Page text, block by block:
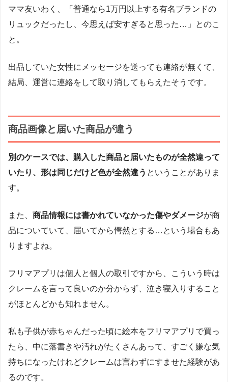
ママ友いわく、「普通なら1万円以上する有名ブランドの
リュックだったし、今思えば安すぎると思った…」とのこ
と。
出品していた女性にメッセージを送っても連絡が無くて、
結局、運営に連絡をして取り消してもらえたそうです。
商品画像と届いた商品が違う
別のケースでは、購入した商品と届いたものが全然違って
いたり、形は同じだけど色が全然違う ということがありま
す。
また、 商品情報には書かれていなかった傷やダメージが商
品についていて、届いてから愕然とする…という場合もあ
りますよね。
フリマアプリは個人と個人の取引ですから、こういう時は
クレームを言って良いのか分からず、泣き寝入りすること
がほとんどかも知れません。
私も子供が赤ちゃんだった頃に絵本をフリマアプリで買っ
たら、中に落書きや汚れがたくさんあって、すごく嫌な気
持ちになったけれどクレームは言わずにすませた経験があ
るのです。